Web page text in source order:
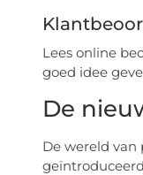
Lees online
goed idee
De
De wereld